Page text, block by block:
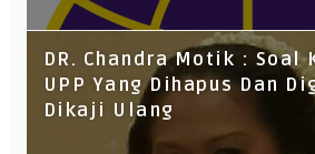
DR. Chandra Motik : Soal
UPP Yang Dihapus Dan
Dikaji Ulang